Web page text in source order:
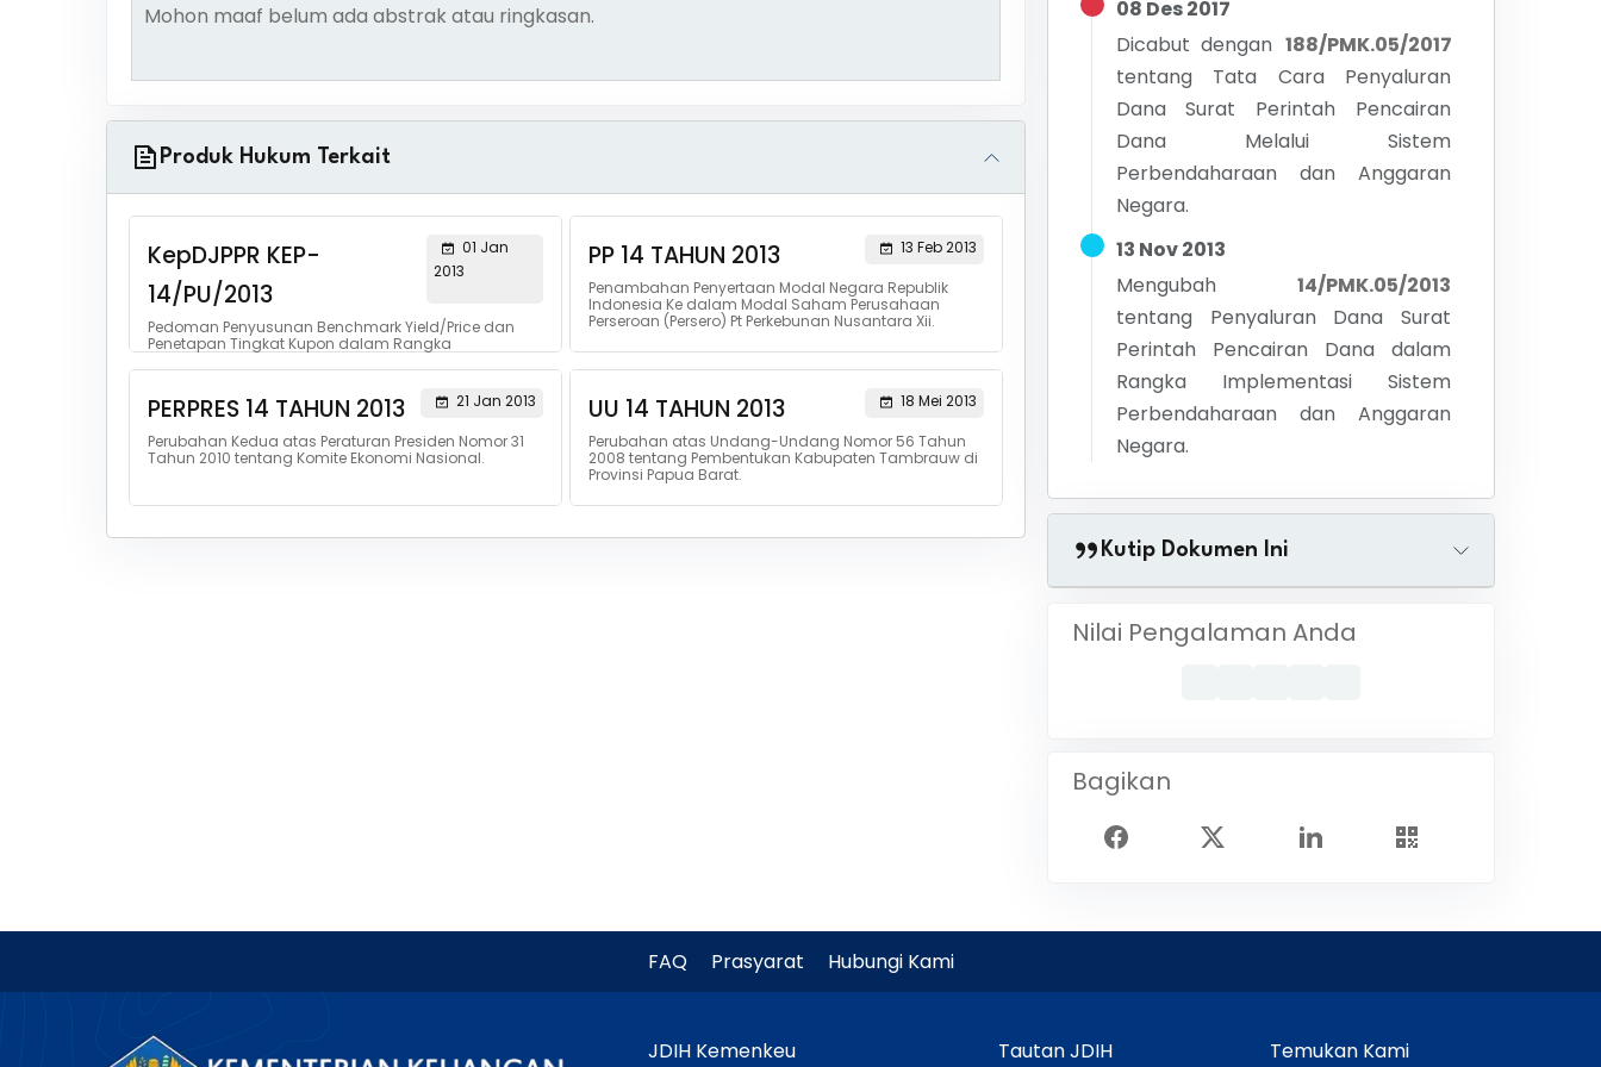
Mohon maaf belum ada abstrak atau ringkasan.
Produk Hukum Terkait
KepDJPPR KEP-
14/PU/2013
01 Jan
2013
Pedoman Penyusunan Benchmark Yield/Price dan
Penetapan Tingkat Kupon dalam Rangka
Mata Uang Rupiah di Pasar Domestik
PP 14 TAHUN 2013
13 Feb 2013
Penambahan Penyertaan Modal Negara Republik
Indonesia Ke dalam Modal Saham Perusahaan
Perseroan (Persero) Pt Perkebunan Nusantara Xii.
PERPRES 14 TAHUN 2013
21 Jan 2013
Perubahan Kedua atas Peraturan Presiden Nomor 31
Tahun 2010 tentang Komite Ekonomi Nasional.
UU 14 TAHUN 2013
18 Mei 2013
Perubahan atas Undang-Undang Nomor 56 Tahun
2008 tentang Pembentukan Kabupaten Tambrauw di
Provinsi Papua Barat.
08 Des 2017
Dicabut dengan 188/PMK.05/2017
tentang Tata Cara Penyaluran
Dana Surat Perintah Pencairan
Dana Melalui Sistem
Perbendaharaan dan Anggaran
Negara.
13 Nov 2013
Mengubah
14/PMK.05/2013
tentang Penyaluran Dana Surat
Perintah Pencairan Dana dalam
Rangka Implementasi Sistem
Perbendaharaan dan Anggaran
Negara.
Kutip Dokumen Ini
Nilai Pengalaman Anda
Bagikan
FAQ Prasyarat Hubungi Kami
JDIH Kemenkeu Tautan JDIH Temukan Kami